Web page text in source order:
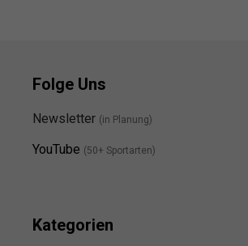
Folge Uns
Newsletter (in Planung)
YouTube (50+ Sportarten)
Kategorien